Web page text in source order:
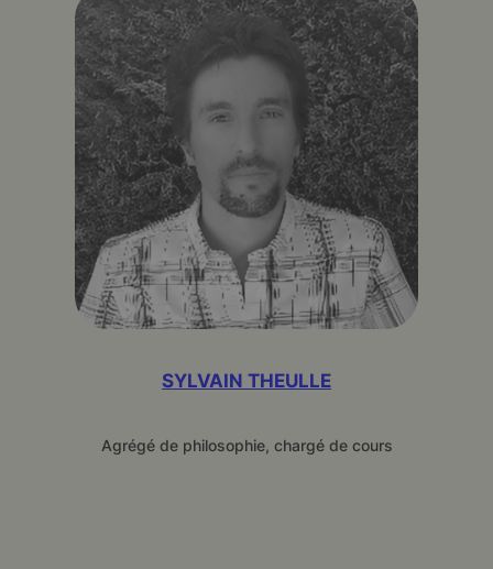
SYLVAIN THEULLE
Agrégé de philosophie, chargé de cours